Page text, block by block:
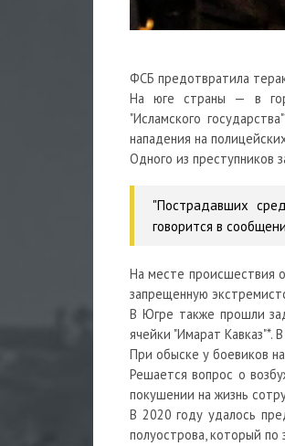
ФСБ предотвратила
На юге страны — в
"Исламского
нападения на
Одного из преступников
"Пострадавших
говорится в
На месте происшествия
запрещенную
В Югре также прошли
ячейки "Имарат Кавказ"*.
При обыске у боевиков
Решается вопрос о
покушении на жизнь
В 2020 году удалось
полуострова, который